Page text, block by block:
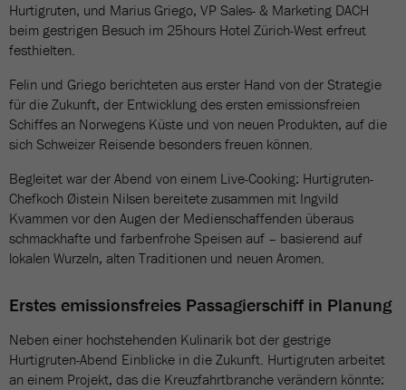
Hurtigruten, und Marius Griego, VP Sales- & Marketing DACH
beim gestrigen Besuch im 25hours Hotel Zürich-West erfreut
festhielten.
Felin und Griego berichteten aus erster Hand von der Strategie
für die Zukunft, der Entwicklung des ersten emissionsfreien
Schiffes an Norwegens Küste und von neuen Produkten, auf die
sich Schweizer Reisende besonders freuen können.
Begleitet war der Abend von einem Live-Cooking: Hurtigruten-
Chefkoch Øistein Nilsen bereitete zusammen mit Ingvild
Kvammen vor den Augen der Medienschaffenden überaus
schmackhafte und farbenfrohe Speisen auf – basierend auf
lokalen Wurzeln, alten Traditionen und neuen Aromen.
Erstes emissionsfreies Passagierschiff in Planung
Neben einer hochstehenden Kulinarik bot der gestrige
Hurtigruten-Abend Einblicke in die Zukunft. Hurtigruten arbeitet
an einem Projekt, das die Kreuzfahrtbranche verändern könnte: